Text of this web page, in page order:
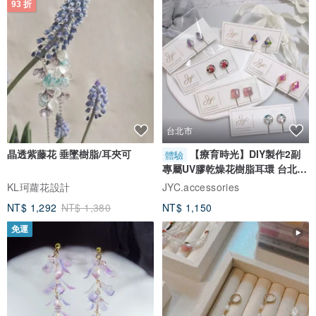
93 折
晶透紫藤花 垂墜樹脂/耳夾可
KL珂蘿花設計
NT$ 1,292 NT$ 1,380
台北市
體驗
【療育時光】DIY製作2副
專屬UV膠乾燥花樹脂耳環 台北體
驗課程
JYC.accessories
NT$ 1,150
免運